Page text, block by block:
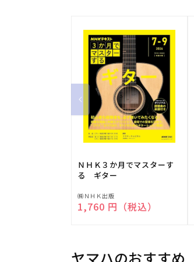
ＮＨＫ３か月でマスターす
る ギター
販
売
㈱ＮＨＫ出版
通常価格
1,760 円（税込）
ヤマハのおすすめ